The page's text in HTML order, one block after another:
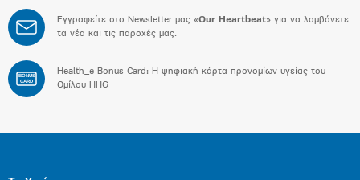
Εγγραφείτε στο Newsletter μας «Our Heartbeat» για να λαμβάνετε
τα νέα και τις παροχές μας.
BONUS
CARD
Health_e Bonus Card: H ψηφιακή κάρτα προνομίων υγείας του
Ομίλου HHG